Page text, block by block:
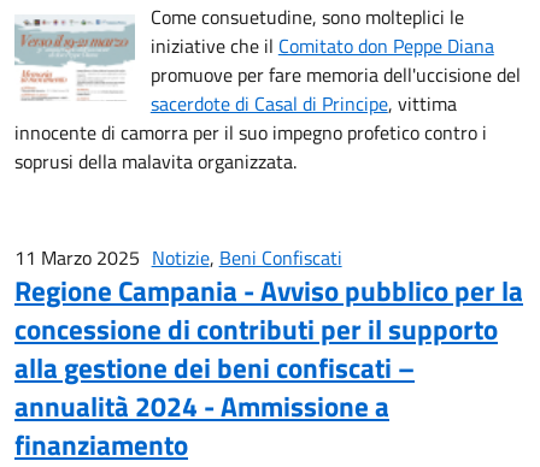
Come consuetudine, sono molteplici le
iniziative che il Comitato don Peppe Diana
promuove per fare memoria dell'uccisione del
sacerdote di Casal di Principe, vittima
innocente di camorra per il suo impegno profetico contro i
soprusi della malavita organizzata.
11 Marzo 2025 Notizie, Beni Confiscati
Regione Campania - Avviso pubblico per la
concessione di contributi per il supporto
alla gestione dei beni confiscati –
annualità 2024 - Ammissione a
finanziamento